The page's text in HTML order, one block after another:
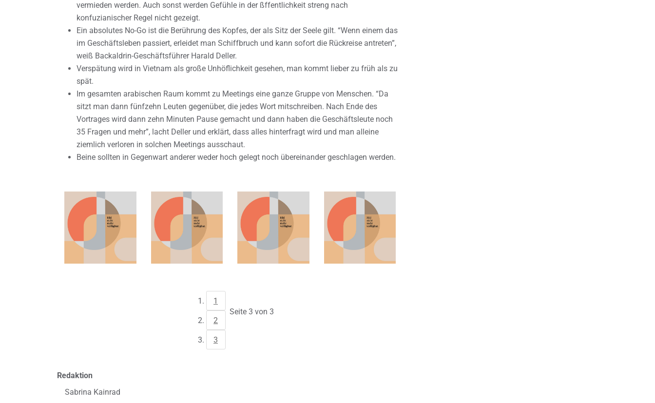
vermieden werden. Auch sonst werden Gefühle in der ßffentlichkeit streng nach
konfuzianischer Regel nicht gezeigt.
Ein absolutes No-Go ist die Berührung des Kopfes, der als Sitz der Seele gilt. “Wenn einem das
im Geschäftsleben passiert, erleidet man Schiffbruch und kann sofort die Rückreise antreten”,
weiß Backaldrin-Geschäftsführer Harald Deller.
Verspätung wird in Vietnam als große Unhöflichkeit gesehen, man kommt lieber zu früh als zu
spät.
Im gesamten arabischen Raum kommt zu Meetings eine ganze Gruppe von Menschen. “Da
sitzt man dann fünfzehn Leuten gegenüber, die jedes Wort mitschreiben. Nach Ende des
Vortrages wird dann zehn Minuten Pause gemacht und dann haben die Geschäftsleute noch
35 Fragen und mehr”, lacht Deller und erklärt, dass alles hinterfragt wird und man alleine
ziemlich verloren in solchen Meetings ausschaut.
Beine sollten in Gegenwart anderer weder hoch gelegt noch übereinander geschlagen werden.
1
2
3
Seite 3 von 3
Redaktion
Sabrina Kainrad